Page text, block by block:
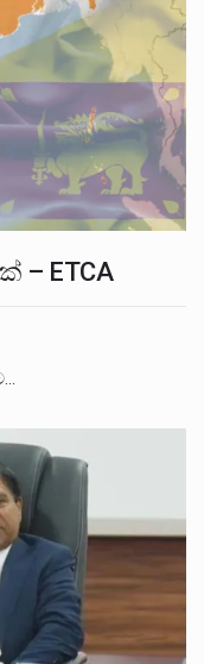
– ETCA